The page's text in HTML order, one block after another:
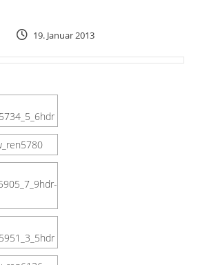
19. Januar 2013